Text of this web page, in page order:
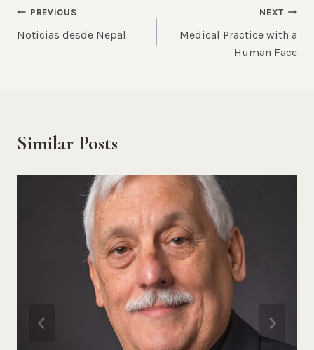
Post
navigation
PREVIOUS
Noticias desde Nepal
NEXT
Medical Practice with a
Human Face
Similar Posts